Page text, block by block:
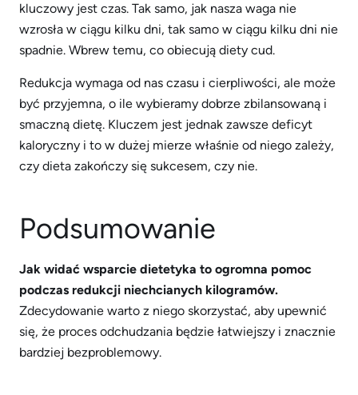
kluczowy jest czas. Tak samo, jak nasza waga nie
wzrosła w ciągu kilku dni, tak samo w ciągu kilku dni nie
spadnie. Wbrew temu, co obiecują diety cud.
Redukcja wymaga od nas czasu i cierpliwości, ale może
być przyjemna, o ile wybieramy dobrze zbilansowaną i
smaczną dietę. Kluczem jest jednak zawsze deficyt
kaloryczny i to w dużej mierze właśnie od niego zależy,
czy dieta zakończy się sukcesem, czy nie.
Podsumowanie
Jak widać wsparcie dietetyka to ogromna pomoc
podczas redukcji niechcianych kilogramów.
Zdecydowanie warto z niego skorzystać, aby upewnić
się, że proces odchudzania będzie łatwiejszy i znacznie
bardziej bezproblemowy.